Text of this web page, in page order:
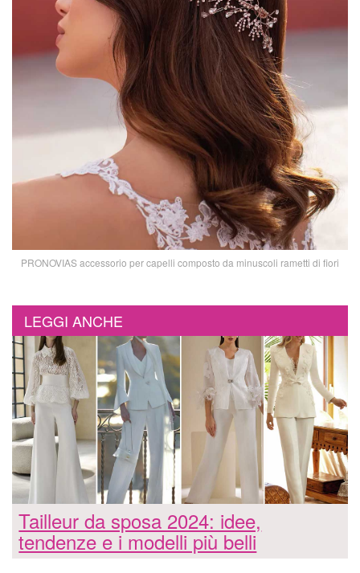
PRONOVIAS accessorio per capelli composto da minuscoli rametti di fiori
LEGGI ANCHE
Tailleur da sposa 2024: idee,
tendenze e i modelli più belli